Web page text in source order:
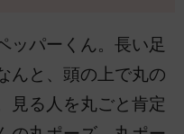
ッパーくん。長い足
んと、頭の上で丸の
見る人を丸ごと肯定